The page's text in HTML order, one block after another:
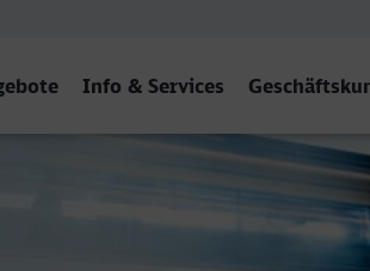
Info & Services
- Wittlich Hbf